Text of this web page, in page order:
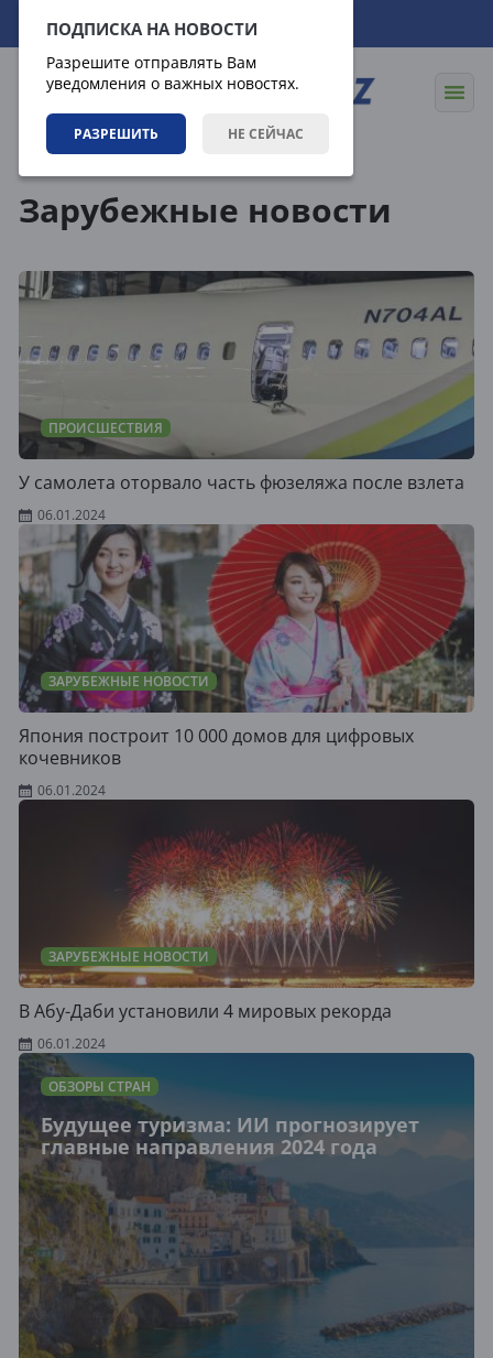
ПОДПИСКА НА НОВОСТИ
Разрешите отправлять Вам
уведомления о важных новостях.
РАЗРЕШИТЬ НЕ СЕЙЧАС
07.08.2026 01:26:44
Зарубежные новости
ПРОИСШЕСТВИЯ
У самолета оторвало часть фюзеляжа после взлета
06.01.2024
ЗАРУБЕЖНЫЕ НОВОСТИ
Япония построит 10 000 домов для цифровых
кочевников
06.01.2024
ЗАРУБЕЖНЫЕ НОВОСТИ
В Абу-Даби установили 4 мировых рекорда
06.01.2024
ОБЗОРЫ СТРАН
Будущее туризма: ИИ прогнозирует
главные направления 2024 года